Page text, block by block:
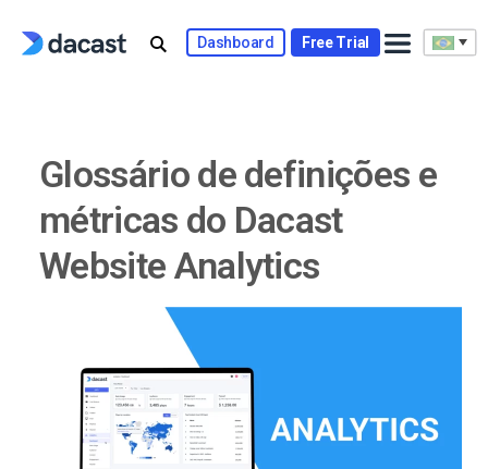
Dashboard Free Trial
Glossário de definições e
métricas do Dacast
Website Analytics